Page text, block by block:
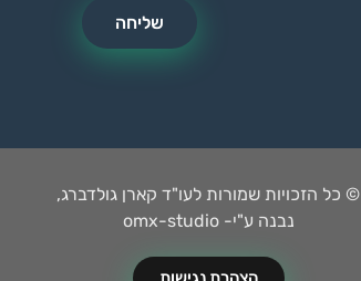
שליחה
© כל הזכויות שמורות לעו"ד קארן גולדברג,
נבנה ע"י- omx-studio